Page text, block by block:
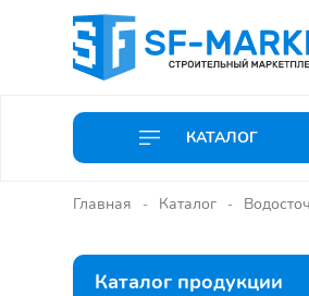
КАТАЛОГ
Главная Каталог
Каталог продукции